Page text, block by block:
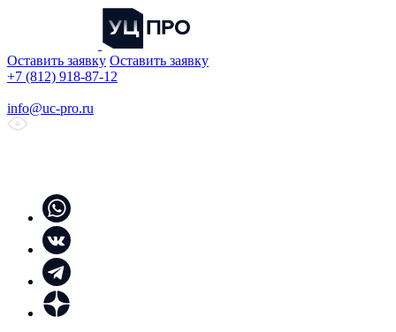
Оставить заявку Оставить заявку
+7 (812) 918-87-12
info@uc-pro.ru